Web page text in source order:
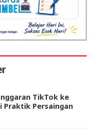
TikTok ke
Praktik Persaingan